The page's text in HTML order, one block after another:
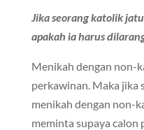
Jika seorang katolik
apakah ia harus
Menikah dengan non-
perkawinan. Maka jika
menikah dengan non-
meminta supaya calon